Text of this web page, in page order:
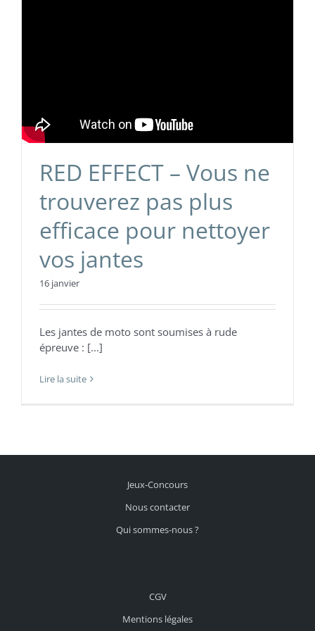
RED EFFECT – Vous ne
trouverez pas plus
efficace pour nettoyer
vos jantes
16 janvier
Les jantes de moto sont soumises à rude
épreuve : [...]
Lire la suite
Jeux-Concours
Nous contacter
Qui sommes-nous ?
CGV
Mentions légales